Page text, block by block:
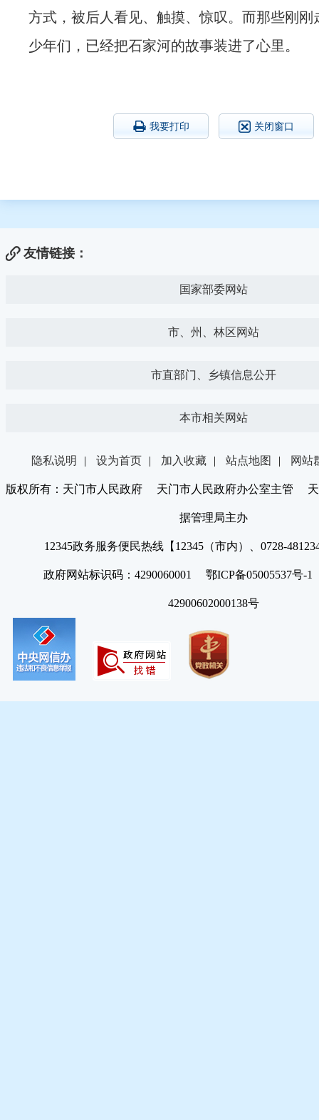
方式，被后人看见、触摸、惊叹。而那些刚刚
少年们，已经把石家河的故事装进了心里。
我要打印 关闭窗口
友情链接：
国家部委网站
市、州、林区网站
市直部门、乡镇信息公开
本市相关网站
隐私说明 | 设为首页 | 加入收藏 | 站点地图 | 网站
版权所有：天门市人民政府 天门市人民政府办公室主管 天
据管理局主办
12345政务服务便民热线【12345（市内）、0728-
政府网站标识码：4290060001 鄂ICP备05005537号
42900602000138号